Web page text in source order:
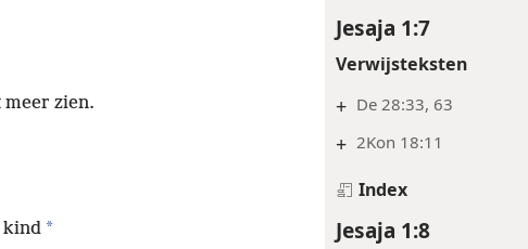
Jesaja 1:7
Verwijsteksten
+ De 28:33, 63
+ 2Kon 18:11
Index
Jesaja 1:8
zien.
kind *